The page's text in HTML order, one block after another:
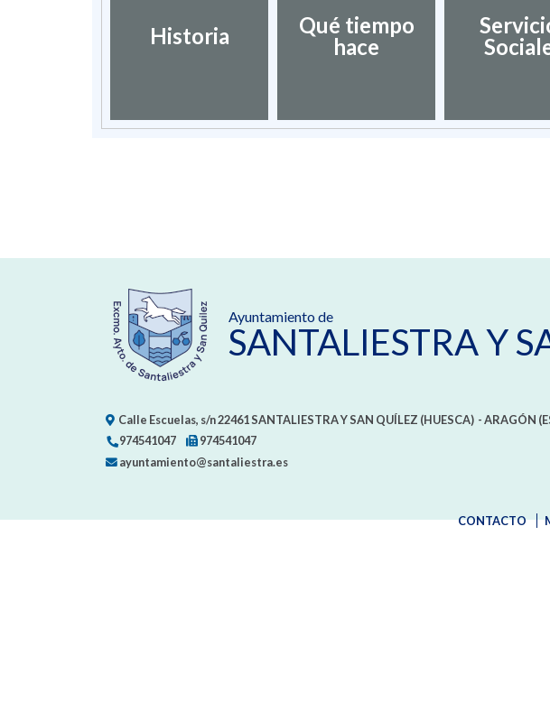
Historia
Qué tiempo
hace
Ayuntamiento de
SANTALIESTRA Y
Calle Escuelas, s/n22461SANTALIESTRA Y SAN QUÍLEZ (HUESCA) - ARAGÓN
974541047
974541047
ayuntamiento@santaliestra.es
CONTACTO